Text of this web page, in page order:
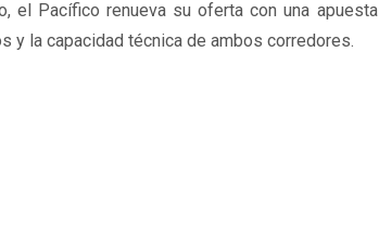
el Pacífico renueva su oferta con una apuesta
y la capacidad técnica de ambos corredores.